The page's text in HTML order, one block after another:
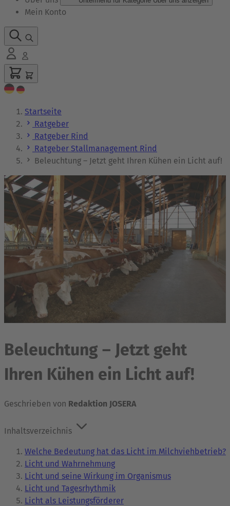
Mein Konto
Startseite
Ratgeber
Ratgeber Rind
Ratgeber Stallmanagement Rind
Beleuchtung – Jetzt geht Ihren Kühen ein Licht auf!
Beleuchtung – Jetzt geht
Ihren Kühen ein Licht auf!
Geschrieben von Redaktion JOSERA
Inhaltsverzeichnis
Welche Bedeutung hat das Licht im Milchviehbetrieb?
Licht und Wahrnehmung
Licht und seine Wirkung im Organismus
Licht und Tagesrhythmik
Licht als Leistungsförderer